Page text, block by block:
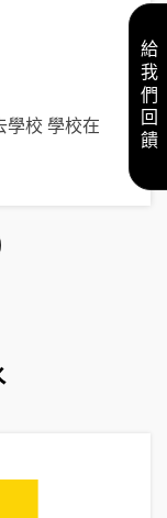
學校 學校在
給我們回饋